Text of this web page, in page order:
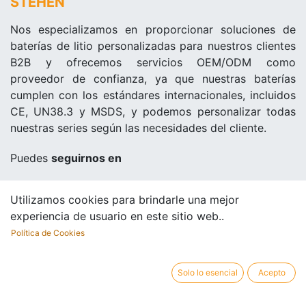
Nos especializamos en proporcionar soluciones de
baterías de litio personalizadas para nuestros clientes
B2B y ofrecemos servicios OEM/ODM como
proveedor de confianza, ya que nuestras baterías
cumplen con los estándares internacionales, incluidos
CE, UN38.3 y MSDS, y podemos personalizar todas
nuestras series según las necesidades del cliente.
Puedes seguirnos en
Contactecon nosotros
Utilizamos cookies para brindarle una mejor
experiencia de usuario en este sitio web..
Política de Cookies
Solo lo esencial Acepto